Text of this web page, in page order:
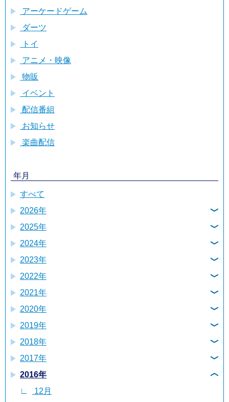
アーケードゲーム
ダーツ
トイ
アニメ・映像
物販
イベント
配信番組
お知らせ
楽曲配信
年月
すべて
2026年
7月
6月
4月
3月
2月
2025年
12月
11月
10月
9月
7月
6月
5月
3月
2月
1月
2024年
12月
11月
10月
9月
8月
7月
6月
4月
2月
2023年
12月
10月
9月
8月
7月
6月
4月
3月
2022年
12月
11月
10月
9月
8月
7月
6月
2021年
12月
11月
10月
9月
8月
7月
2020年
9月
8月
6月
4月
3月
2019年
12月
11月
10月
9月
2018年
12月
11月
10月
2017年
12月
11月
2016年
12月